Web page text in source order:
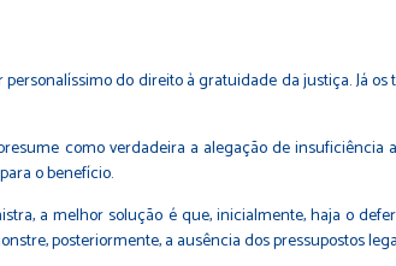
personalíssimo do direito à gratuidade da justiça. Já
como verdadeira a alegação de
o benefício.
a melhor solução é que, inicialmente, haja o
posteriormente, a ausência dos pressupostos